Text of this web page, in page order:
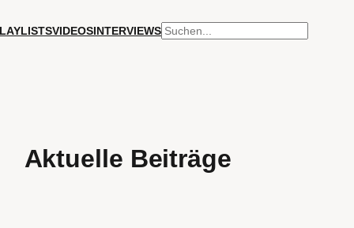
VIDEOSINTERVIEWSSUCHEN
Aktuelle Beiträge